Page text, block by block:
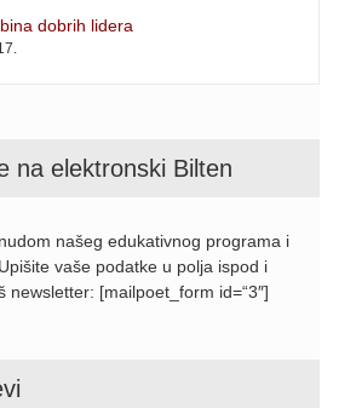
dobrih lidera
na elektronski Bilten
našeg edukativnog programa i
vaše podatke u polja ispod i
newsletter: [mailpoet_form id=“3″]